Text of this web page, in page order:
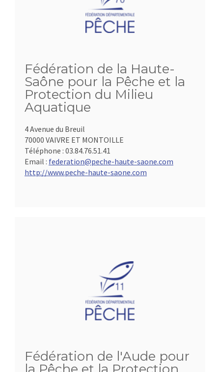
Fédération de la Haute-
Saône pour la Pêche et la
Protection du Milieu
Aquatique
4 Avenue du Breuil
70000 VAIVRE ET MONTOILLE
Téléphone : 03.84.76.51.41
Email : federation@peche-haute-saone.com
http://www.peche-haute-saone.com
Fédération de l'Aude pour